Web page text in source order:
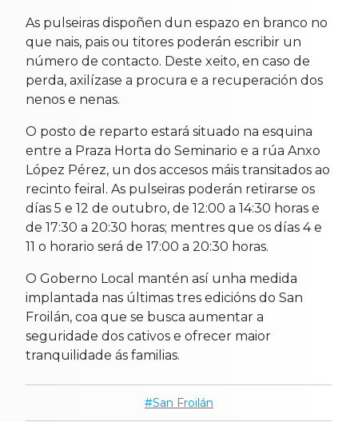
As pulseiras dispoñen dun espazo en branco no
que nais, pais ou titores poderán escribir un
número de contacto. Deste xeito, en caso de
perda, axilízase a procura e a recuperación dos
nenos e nenas.
O posto de reparto estará situado na esquina
entre a Praza Horta do Seminario e a rúa Anxo
López Pérez, un dos accesos máis transitados ao
recinto feiral. As pulseiras poderán retirarse os
días 5 e 12 de outubro, de 12:00 a 14:30 horas e
de 17:30 a 20:30 horas; mentres que os días 4 e
11 o horario será de 17:00 a 20:30 horas.
O Goberno Local mantén así unha medida
implantada nas últimas tres edicións do San
Froilán, coa que se busca aumentar a
seguridade dos cativos e ofrecer maior
tranquilidade ás familias.
San Froilán